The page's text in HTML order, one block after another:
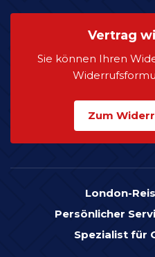
Vertrag
Sie können Ihren
Zum
London-
Persönlicher
Spezialist für